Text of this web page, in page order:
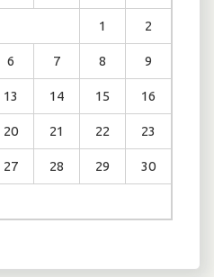
1 2
6 7 8 9
13 14 15 16
20 21 22 23
27 28 29 30